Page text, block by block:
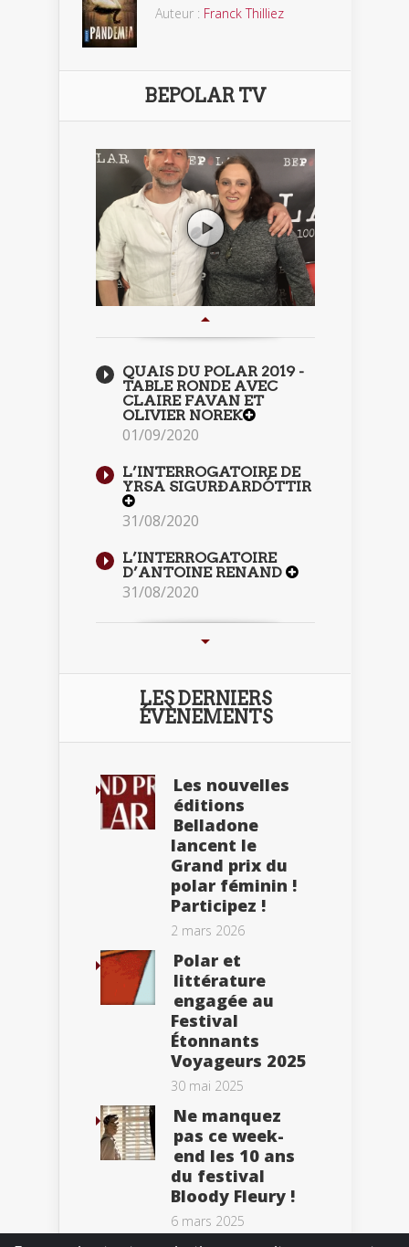
Auteur : Franck Thilliez
BEPOLAR TV
QUAIS DU POLAR 2019 -
TABLE RONDE AVEC
CLAIRE FAVAN ET
OLIVIER NOREK
01/09/2020
L’INTERROGATOIRE DE
YRSA SIGURÐARDÓTTIR
31/08/2020
L’INTERROGATOIRE
D’ANTOINE RENAND
31/08/2020
LES DERNIERS
ÉVÈNEMENTS
Les nouvelles
éditions
Belladone
lancent le
Grand prix du
polar féminin !
Participez !
2 mars 2026
Polar et
littérature
engagée au
Festival
Étonnants
Voyageurs 2025
30 mai 2025
Ne manquez
pas ce week-
end les 10 ans
du festival
Bloody Fleury !
6 mars 2025